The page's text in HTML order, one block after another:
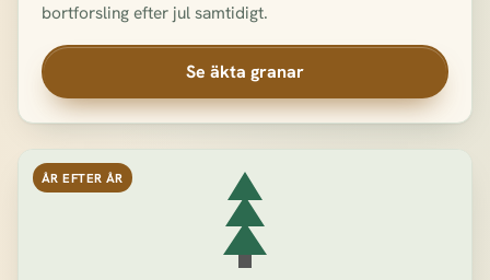
bortforsling efter jul samtidigt.
Se äkta granar
ÅR EFTER ÅR